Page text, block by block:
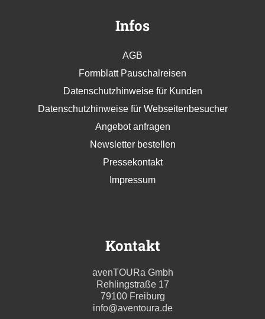
Infos
AGB
Formblatt Pauschalreisen
Datenschutzhinweise für Kunden
Datenschutzhinweise für Webseitenbesucher
Angebot anfragen
Newsletter bestellen
Pressekontakt
Impressum
Kontakt
avenTOURa Gmbh
Rehlingstraße 17
79100 Freiburg
info@aventoura.de